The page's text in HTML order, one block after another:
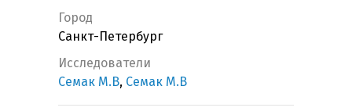
Город
Санкт-Петербург
Исследователи
Семак М.В, Семак М.В